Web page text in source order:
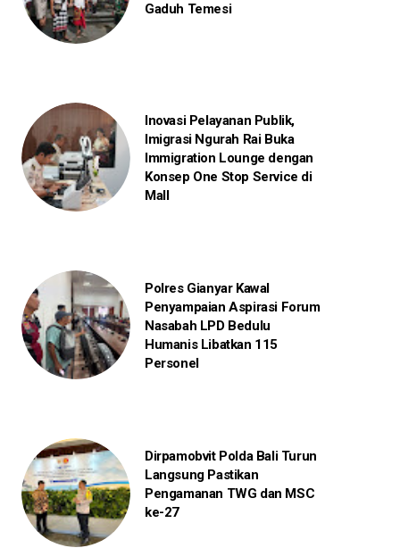
Gaduh Temesi
Inovasi Pelayanan Publik,
Imigrasi Ngurah Rai Buka
Immigration Lounge dengan
Konsep One Stop Service di
Mall
Polres Gianyar Kawal
Penyampaian Aspirasi Forum
Nasabah LPD Bedulu
Humanis Libatkan 115
Personel
Dirpamobvit Polda Bali Turun
Langsung Pastikan
Pengamanan TWG dan MSC
ke-27